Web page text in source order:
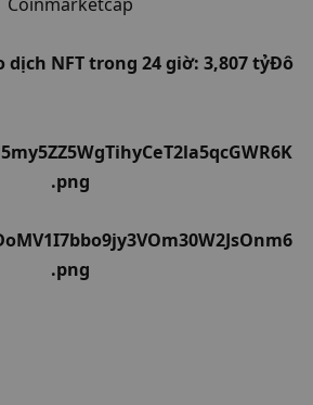
NFT trong 24 giờ: 3,807 tỷĐô